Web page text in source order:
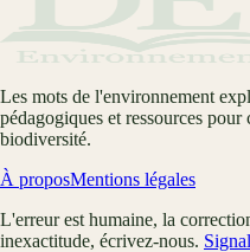
Les mots de l'environnement
pédagogiques et ressources
biodiversité.
À proposMentions légales
L'erreur est humaine, la
inexactitude, écrivez-nous.